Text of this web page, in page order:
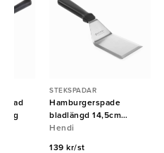
STEKSPADAR
Hamburgerspade
bladlängd 14,5cm
plastskaft Hendi
Hendi
139 kr/st